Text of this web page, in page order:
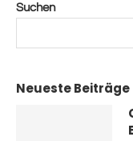
Suchen
Neueste Beiträge